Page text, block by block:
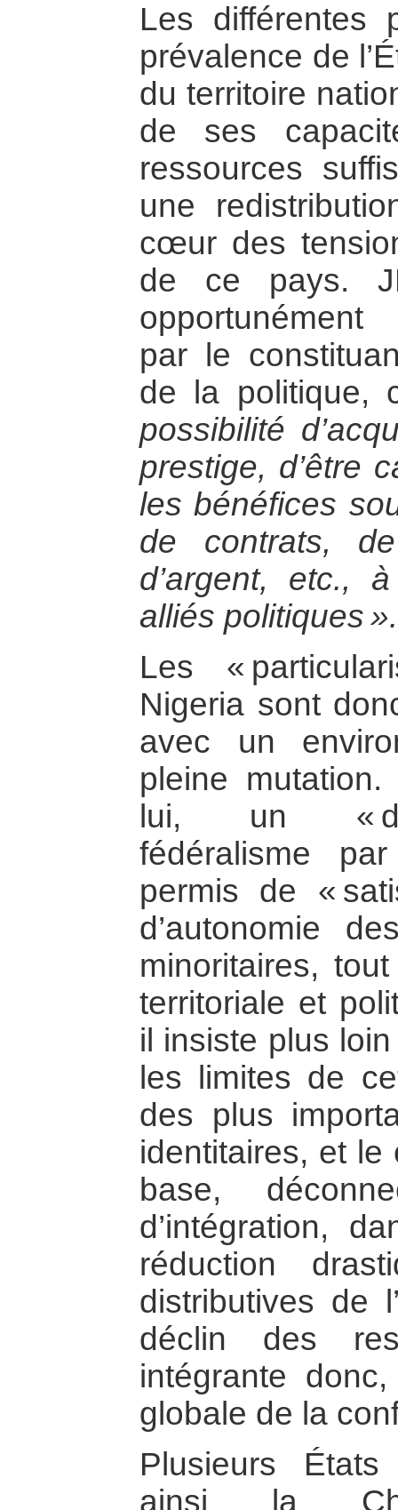
Les différentes
prévalence de
du territoire
de ses
ressources
une
cœur des
de ce pays.
opportunément
par le
de la politique,
possibilité
prestige, d’être
les bénéfices
de contrats,
d’argent, etc.,
alliés politiques ».
Les «
Nigeria sont
avec un
pleine
lui, un «
fédéralisme
permis de «
d’autonomie
minoritaires,
territoriale et
il insiste plus
les limites de
des plus
identitaires, et le
base,
d’intégration,
réduction
distributives de
déclin des
intégrante
globale de la
Plusieurs
ainsi la